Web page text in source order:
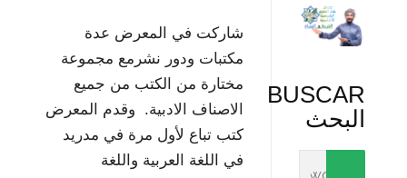
شاركت في المعرض عدة
مكتبات ودور نشرمع مجموعة
مختارة من الكتب من جميع
الاصناف الادبية. وقدم المعرض
كتب تباع لأول مرة في مدريد
في اللغة العربية واللغة
BUSCAR
البحث